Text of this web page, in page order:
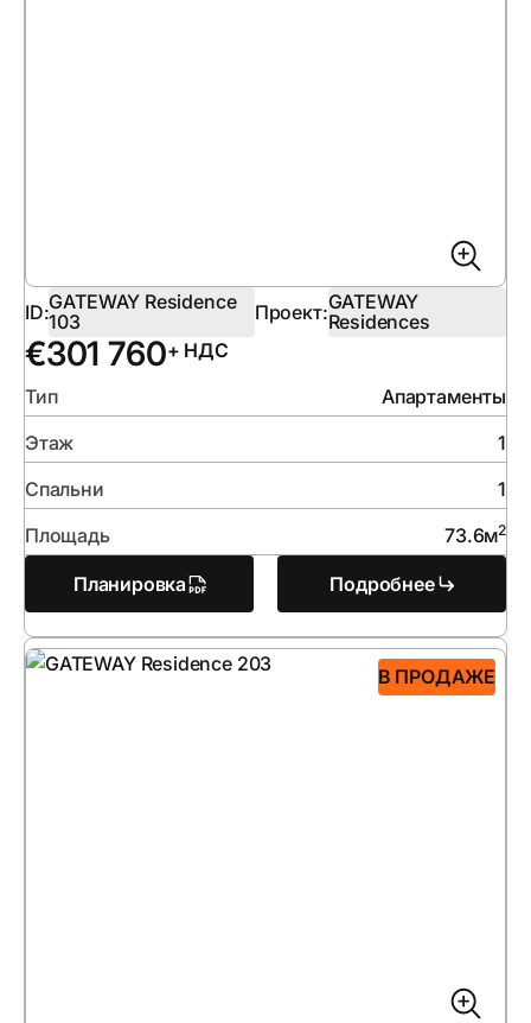
ID:GATEWAY Residence
103
Проект:GATEWAY
Residences
€301 760+ НДС
Тип
Апартаменты
Этаж
1
Спальни
1
Площадь
73.6м2
Планировка Подробнее
В ПРОДАЖЕ